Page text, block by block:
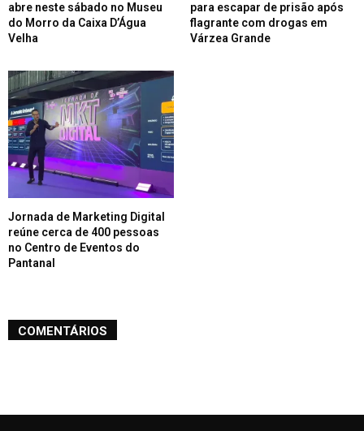
abre neste sábado no Museu
do Morro da Caixa D’Água
Velha
para escapar de prisão após
flagrante com drogas em
Várzea Grande
Jornada de Marketing Digital
reúne cerca de 400 pessoas
no Centro de Eventos do
Pantanal
COMENTÁRIOS